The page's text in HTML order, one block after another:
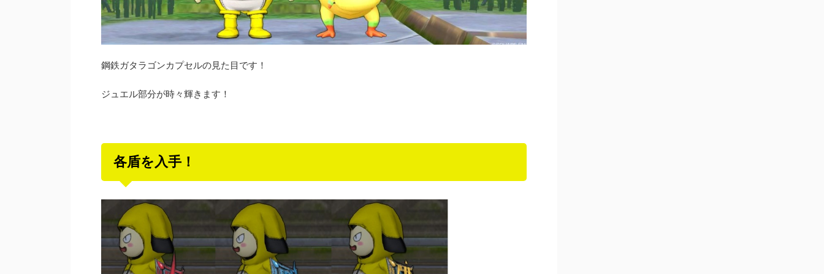
鋼鉄ガタラゴンカプセルの見た目です！
ジュエル部分が時々輝きます！
各盾を入手！